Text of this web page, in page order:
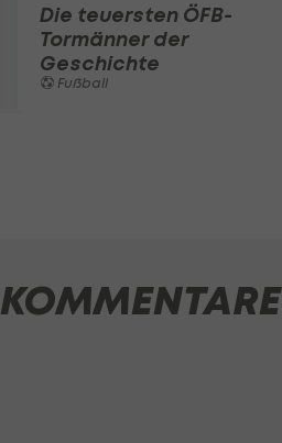
Die teuersten ÖFB-
Tormänner der
Geschichte
Fußball
KOMMENTARE